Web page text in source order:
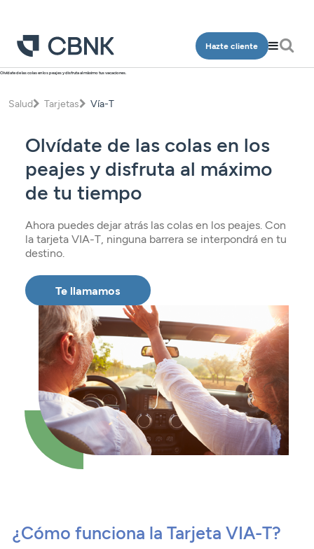
Hazte cliente
Personas
Programa Más CBNK
Depósitos
Financiación
Planes de pensiones
Seguros
Servicios
Empresa
Depósitos
Financiación
Banca Partner
Tarjetas
Seguros
Servicios
Inversión
Planes de pensiones
Ingeniería
Programa Más CBNK
Cuentas
Depósitos
Financiación
Inversión
Planes de pensiones
Tarjetas
Seguros
Servicios
Expatriados
Salud
Programa Más CBNK Farma
Cuentas
Depósitos
Financiación
Inversión
Planes de pensiones
Tarjetas
Seguros
Servicios
Conócenos
Oficinas
Contacto
ES
Acceso clientes
Olvídate de las colas en los peajes y disfruta al máximo tus vacaciones.
Salud Tarjetas Vía-T
Olvídate de las colas en los
peajes y disfruta al máximo
de tu tiempo
Ahora puedes dejar atrás las colas en los peajes. Con
la tarjeta VIA-T, ninguna barrera se interpondrá en tu
destino.
Te llamamos
¿Cómo funciona la Tarjeta VIA-T?